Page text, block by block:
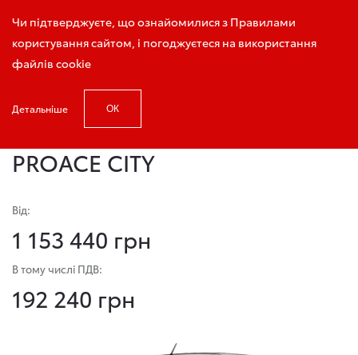
Чи підтверджуєте, що ознайомилися з Правилами
користування сайтом, і погоджуєтеся на використання
файлів cookie
Детальніше ОК
Запис на тест-драйв
Головна Модельний ряд
PROACE CITY
Від:
1 153 440 грн
В тому числі ПДВ:
192 240 грн